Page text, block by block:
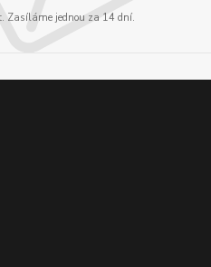
Zasíláme jednou za 14 dní.